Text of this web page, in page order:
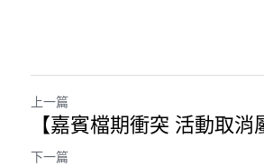
上一篇
【嘉賓檔期衝突 活動取消
下一篇